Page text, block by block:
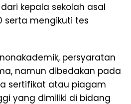
kepala sekolah asal
serta mengikuti tes
persyaratan
namun dibedakan pada
sertifikat atau piagam
yang dimiliki di bidang